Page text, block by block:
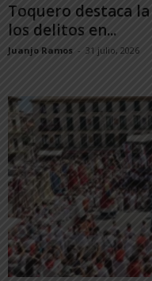
Toquero destaca
los delitos en...
Juanjo Ramos - 31 julio, 2026